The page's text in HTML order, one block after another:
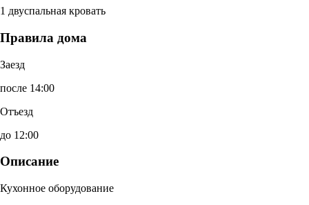
1 двуспальная кровать
Правила дома
Заезд
после 14:00
Отъезд
до 12:00
Описание
Кухонное оборудование